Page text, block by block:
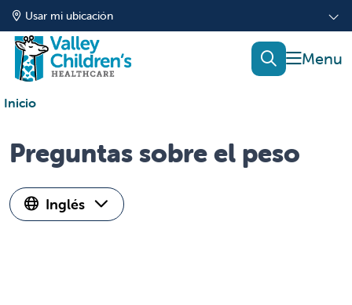
Usar mi ubicación
mostrar
buscar
Inicio
Preguntas sobre el peso
Inglés